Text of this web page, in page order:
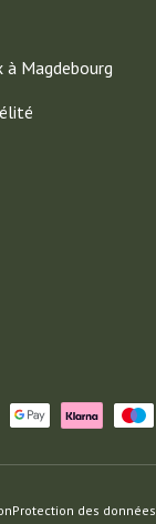
Magdebourg
Protection des données